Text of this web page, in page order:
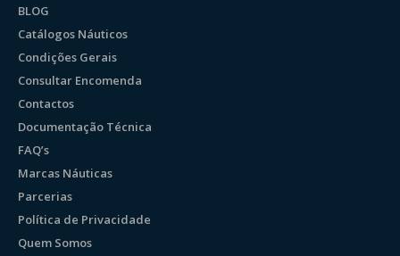
BLOG
Catálogos Náuticos
Condições Gerais
Consultar Encomenda
Contactos
Documentação Técnica
FAQ’s
Marcas Náuticas
Parcerias
Política de Privacidade
Quem Somos